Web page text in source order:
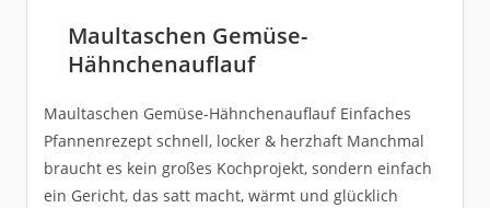
Maultaschen Gemüse-
Hähnchenauflauf
Maultaschen Gemüse-Hähnchenauflauf Einfaches
Pfannenrezept schnell, locker & herzhaft Manchmal
braucht es kein großes Kochprojekt, sondern einfach
ein Gericht, das satt macht, wärmt und glücklich